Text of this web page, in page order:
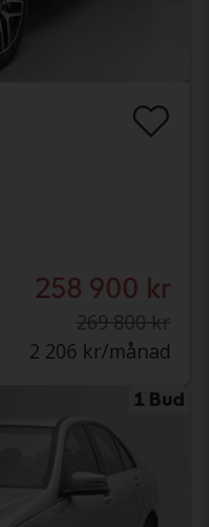
258 900 kr
269 800 kr
2 206 kr/månad
1 Bud